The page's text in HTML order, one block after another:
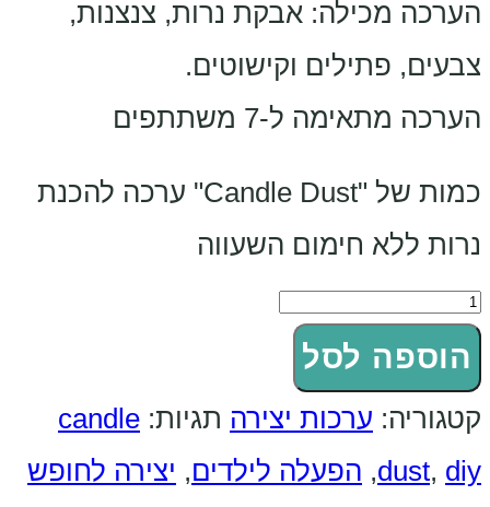
הערכה מכילה: אבקת נרות, צנצנות,
צבעים, פתילים וקישוטים.
הערכה מתאימה ל-7 משתתפים
כמות של "Candle Dust" ערכה להכנת
נרות ללא חימום השעווה
הוספה לסל
קטגוריה: ערכות יצירה תגיות: candle
dust, diy
, הפעלה לילדים, יצירה לחופש